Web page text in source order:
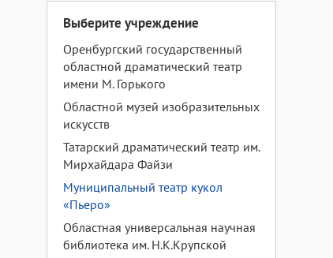
Выберите учреждение
Оренбургский государственный
областной драматический театр
имени М. Горького
Областной музей изобразительных
искусств
Татарский драматический театр им.
Мирхайдара Файзи
Муниципальный театр кукол
«Пьеро»
Областная универсальная научная
библиотека им. Н.К.Крупской